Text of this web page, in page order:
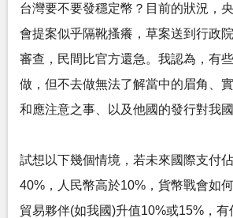
台灣要不要發穩定幣？目前的狀況，
會提案似乎隔靴搔癢，草案送到行政
審查，民間比官方還急。我認為，有
做，但不去做無法了解當中的眉角、
和應注意之事、以及他國的發行對我國
試想以下幾個情境，若未來國際支付
40%，人民幣高於10%，貨幣戰會如
貿易夥伴(如我國)升值10%或15%，有